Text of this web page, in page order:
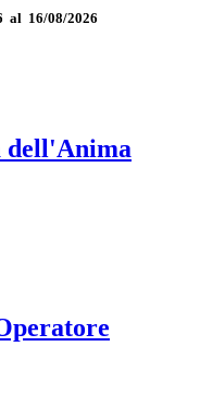
al 16/08/2026
dell'Anima